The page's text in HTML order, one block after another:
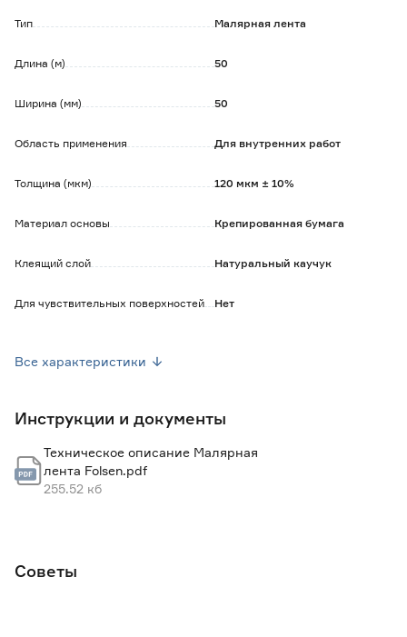
Не рвется при удалении, не оставляет следов на
Обратите внимание:
дней.
Тип Малярная лента
Длина (м) 50
Ширина (мм) 50
Область применения Для внутренних работ
Толщина (мкм) 120 мкм ± 10%
Материал основы Крепированная бумага
Клеящий слой Натуральный каучук
Для чувствительных поверхностей Нет
Тип поверхности Гладкая
Марка
Все характеристики
Инструкции и документы
Техническое описание Малярная
лента Folsen.pdf
255.52 кб
Советы